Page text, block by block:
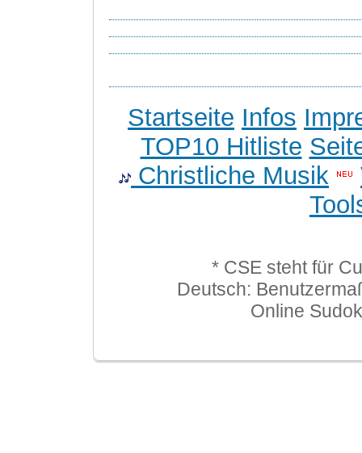
Startseite Infos
TOP10 Hitliste
Christliche Musik
* CSE steht für
Deutsch:
Online